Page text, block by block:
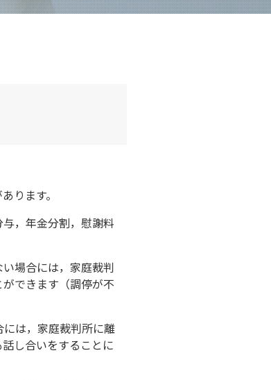
ります。
，年金分割，慰謝料
場合には，家庭裁判
できます（調停が不
は，家庭裁判所に離
し合いをすることに